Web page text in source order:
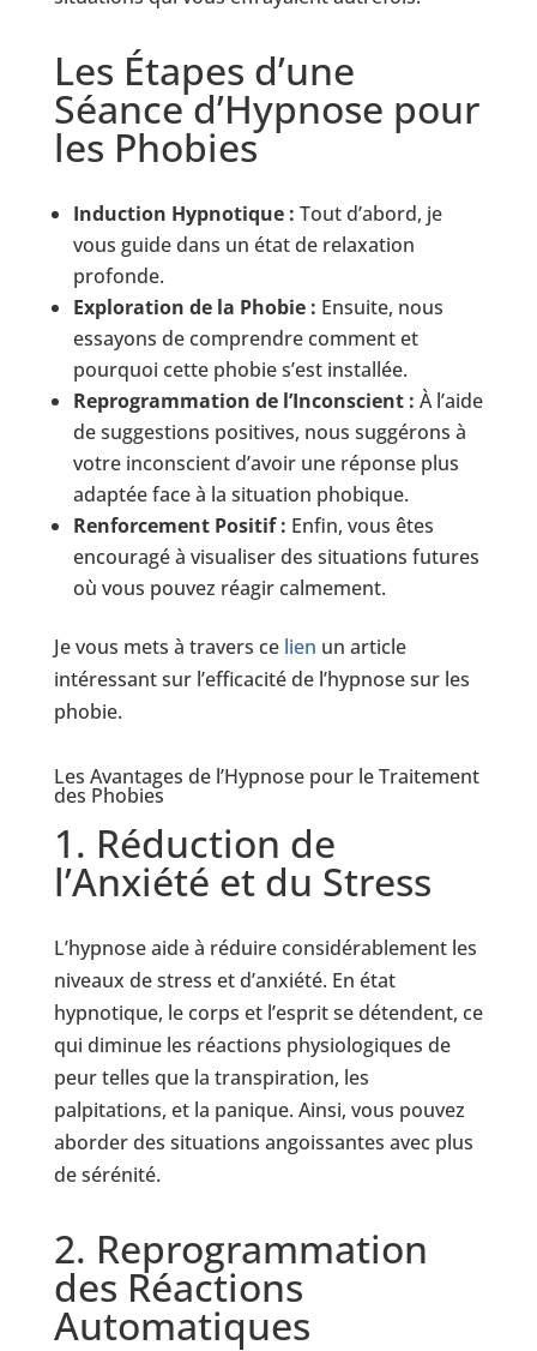
Les Étapes d’une
Séance d’Hypnose pour
les Phobies
Induction Hypnotique : Tout d’abord, je
vous guide dans un état de relaxation
profonde.
Exploration de la Phobie : Ensuite, nous
essayons de comprendre comment et
pourquoi cette phobie s’est installée.
Reprogrammation de l’Inconscient : À l’aide
de suggestions positives, nous suggérons à
votre inconscient d’avoir une réponse plus
adaptée face à la situation phobique.
Renforcement Positif : Enfin, vous êtes
encouragé à visualiser des situations futures
où vous pouvez réagir calmement.
Je vous mets à travers ce lien un article
intéressant sur l’efficacité de l’hypnose sur les
phobie.
Les Avantages de l’Hypnose pour le Traitement
des Phobies
1. Réduction de
l’Anxiété et du Stress
L’hypnose aide à réduire considérablement les
niveaux de stress et d’anxiété. En état
hypnotique, le corps et l’esprit se détendent, ce
qui diminue les réactions physiologiques de
peur telles que la transpiration, les
palpitations, et la panique. Ainsi, vous pouvez
aborder des situations angoissantes avec plus
de sérénité.
2. Reprogrammation
des Réactions
Automatiques